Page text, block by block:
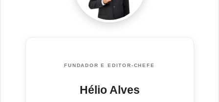
FUNDADOR E EDITOR-CHEFE
Hélio Alves